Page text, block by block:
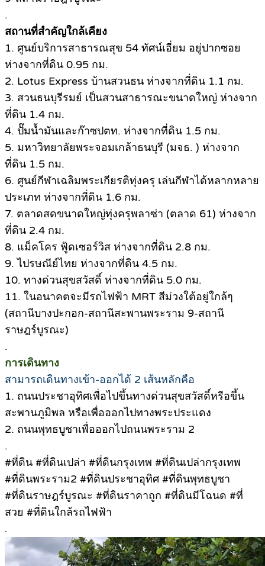
.
สถานที่สำคัญใกล้เคียง
1. ศูนย์บริการสาธารณสุข 54 ทัศน์เอี่ยม อยู่ปากซอย
ห่างจากที่ดิน 0.95 กม.
2. Lotus Express บ้านสวนธน ห่างจากที่ดิน 1.1 กม.
3. สวนธนบุรีรมย์ เป็นสวนสาธารณะขนาดใหญ่ ห่างจาก
ที่ดิน 1.4 กม.
4. ปั๊มน้ำมันและก๊าซปตท. ห่างจากที่ดิน 1.5 กม.
5. มหาวิทยาลัยพระจอมเกล้าธนบุรี (มจธ. ) ห่างจาก
ที่ดิน 1.5 กม.
6. ศูนย์กีฬาเฉลิมพระเกียรติทุ่งครุ เล่นกีฬาได้หลากหลาย
ประเภท ห่างจากที่ดิน 1.6 กม.
7. ตลาดสดขนาดใหญ่ทุ่งครุพลาซ่า (ตลาด 61) ห่างจาก
ที่ดิน 2.4 กม.
8. แม็คโคร ฟู้ดเซอร์วิส ห่างจากที่ดิน 2.8 กม.
9. ไปรษณีย์ไทย ห่างจากที่ดิน 4.5 กม.
10. ทางด่วนสุขสวัสดิ์ ห่างจากที่ดิน 5.0 กม.
11. ในอนาคตจะมีรถไฟฟ้า MRT สีม่วงใต้อยู่ใกล้ๆ
(สถานีบางปะกอก-สถานีสะพานพระราม 9-สถานี
ราษฎร์บูรณะ)
.
การเดินทาง
สามารถเดินทางเข้า-ออกได้ 2 เส้นหลักคือ
1. ถนนประชาอุทิศเพื่อไปขึ้นทางด่วนสุขสวัสดิ์หรือขึ้น
สะพานภูมิพล หรือเพื่อออกไปทางพระประแดง
2. ถนนพุทธบูชาเพื่อออกไปถนนพระราม 2
.
#ที่ดิน #ที่ดินเปล่า #ที่ดินกรุงเทพ #ที่ดินเปล่ากรุงเทพ
#ที่ดินพระราม2 #ที่ดินประชาอุทิศ #ที่ดินพุทธบูชา
#ที่ดินราษฎร์บูรณะ #ที่ดินราคาถูก #ที่ดินมีโฉนด #ที่
สวย #ที่ดินใกล้รถไฟฟ้า
.